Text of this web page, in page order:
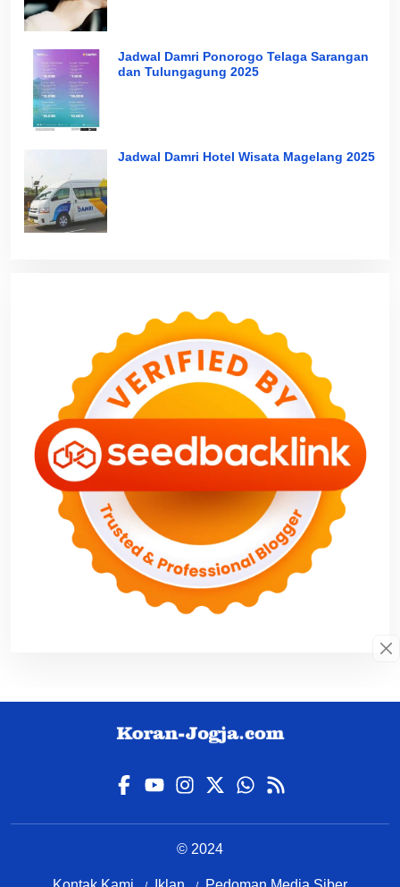
Jadwal Damri Ponorogo Telaga Sarangan
dan Tulungagung 2025
Jadwal Damri Hotel Wisata Magelang 2025
© 2024